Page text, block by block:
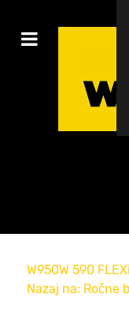
W950W 590
Nazaj na: Ročne